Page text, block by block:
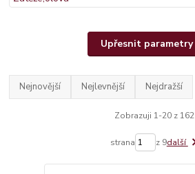
Upřesnit parametry
Nejnovější Nejlevnější Nejdražší
Zobrazuji 1-20 z 162
strana z 9další